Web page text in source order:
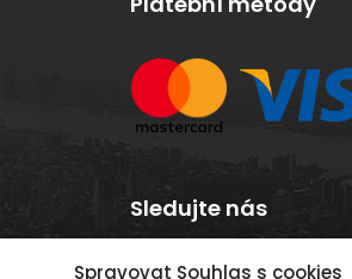
Spravovat Souhlas s cookies
Sledujte nás